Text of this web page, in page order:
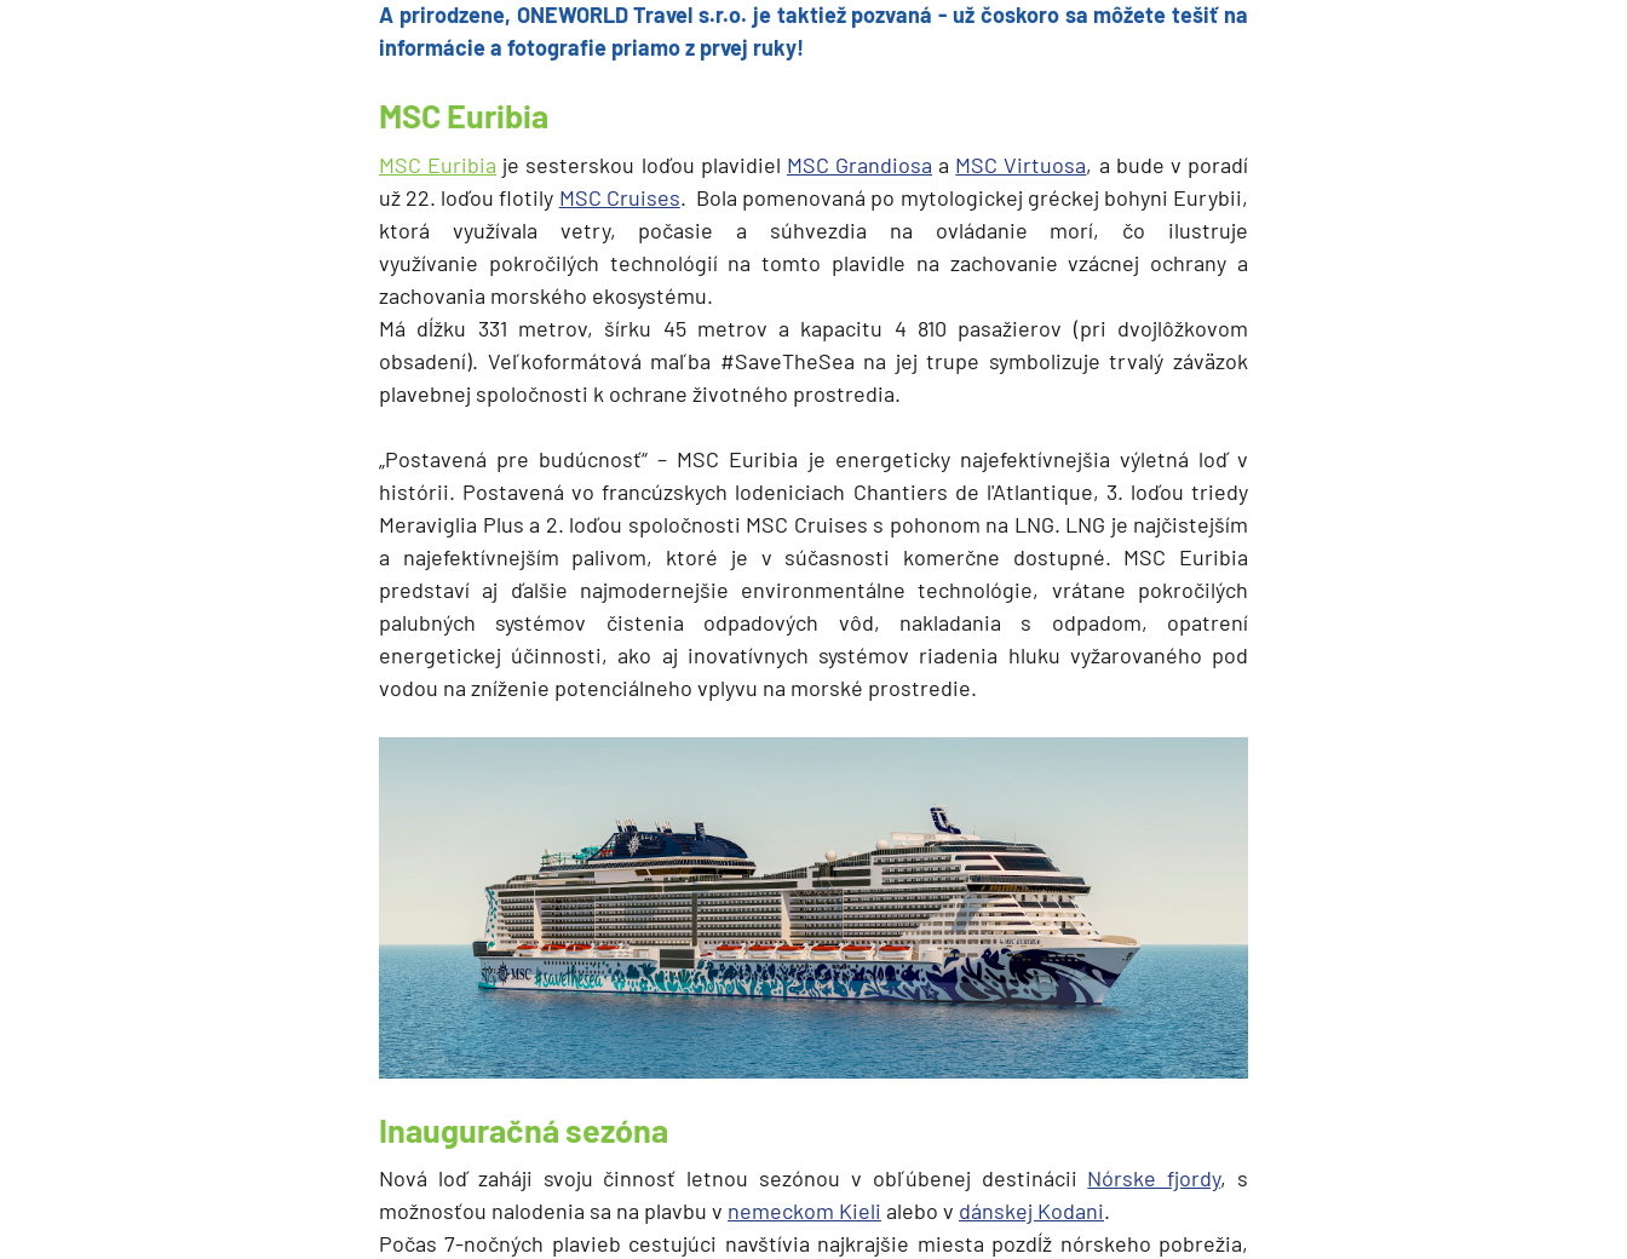
Západné pobrežie USA
Južná Amerika
Arabský polostrov
Červené more
Emiráty a Perzský záliv
Japonsko
Juhovýchodná Ázia
Austrália a Nový Zéland
Austrália a Nový Zéland
Afrika a Indický oceán
Afrika
Indický oceán
Seychely a Maurícius
Havaj a Južný Pacifik
Repozičné plavby
Transatlantické plavby
⇆ Panamský kanál
⇆ Pobrežie Európy
⇆ Suezský prieplav
Plavba okolo sveta - segment
Plavby okolo sveta
Expedičné plavby
A prirodzene, ONEWORLD Travel s.r.o. je taktiež pozvaná - už čoskoro sa môžete tešiť na
informácie a fotografie priamo z prvej ruky!
MSC Euribia
MSC Euribia je sesterskou loďou plavidiel MSC Grandiosa a MSC Virtuosa, a bude v poradí
už 22. loďou flotily MSC Cruises. Bola pomenovaná po mytologickej gréckej bohyni Eurybii,
ktorá využívala vetry, počasie a súhvezdia na ovládanie morí, čo ilustruje
využívanie pokročilých technológií na tomto plavidle na zachovanie vzácnej ochrany a
zachovania morského ekosystému.
Má dĺžku 331 metrov, šírku 45 metrov a kapacitu 4 810 pasažierov (pri dvojlôžkovom
obsadení). Veľkoformátová maľba #SaveTheSea na jej trupe symbolizuje trvalý záväzok
plavebnej spoločnosti k ochrane životného prostredia.
„Postavená pre budúcnosť“ – MSC Euribia je energeticky najefektívnejšia výletná loď v
histórii. Postavená vo francúzskych lodeniciach Chantiers de l'Atlantique, 3. loďou triedy
Meraviglia Plus a 2. loďou spoločnosti MSC Cruises s pohonom na LNG. LNG je najčistejším
a najefektívnejším palivom, ktoré je v súčasnosti komerčne dostupné. MSC Euribia
predstaví aj ďalšie najmodernejšie environmentálne technológie, vrátane pokročilých
palubných systémov čistenia odpadových vôd, nakladania s odpadom, opatrení
energetickej účinnosti, ako aj inovatívnych systémov riadenia hluku vyžarovaného pod
vodou na zníženie potenciálneho vplyvu na morské prostredie.
Inauguračná sezóna
Nová loď zaháji svoju činnosť letnou sezónou v obľúbenej destinácii Nórske fjordy, s
možnosťou nalodenia sa na plavbu v nemeckom Kieli alebo v dánskej Kodani.
Počas 7-nočných plavieb cestujúci navštívia najkrajšie miesta pozdĺž nórskeho pobrežia,